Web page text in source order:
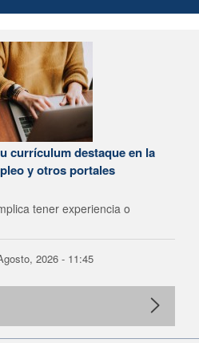
currículum destaque en la
y otros portales
tener experiencia o
2026 - 11:45